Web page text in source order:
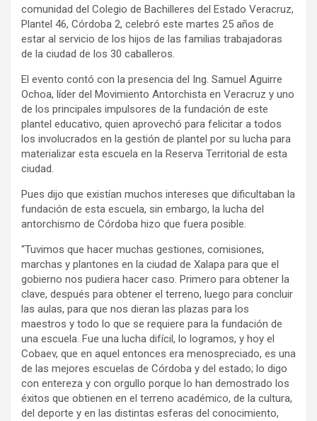
comunidad del Colegio de Bachilleres del Estado Veracruz,
Plantel 46, Córdoba 2, celebró este martes 25 años de
estar al servicio de los hijos de las familias trabajadoras
de la ciudad de los 30 caballeros.
El evento contó con la presencia del Ing. Samuel Aguirre
Ochoa, líder del Movimiento Antorchista en Veracruz y uno
de los principales impulsores de la fundación de este
plantel educativo, quien aprovechó para felicitar a todos
los involucrados en la gestión de plantel por su lucha para
materializar esta escuela en la Reserva Territorial de esta
ciudad.
Pues dijo que existían muchos intereses que dificultaban la
fundación de esta escuela, sin embargo, la lucha del
antorchismo de Córdoba hizo que fuera posible.
“Tuvimos que hacer muchas gestiones, comisiones,
marchas y plantones en la ciudad de Xalapa para que el
gobierno nos pudiera hacer caso. Primero para obtener la
clave, después para obtener el terreno, luego para concluir
las aulas, para que nos dieran las plazas para los
maestros y todo lo que se requiere para la fundación de
una escuela. Fue una lucha difícil, lo logramos, y hoy el
Cobaev, que en aquel entonces era menospreciado, es una
de las mejores escuelas de Córdoba y del estado; lo digo
con entereza y con orgullo porque lo han demostrado los
éxitos que obtienen en el terreno académico, de la cultura,
del deporte y en las distintas esferas del conocimiento,